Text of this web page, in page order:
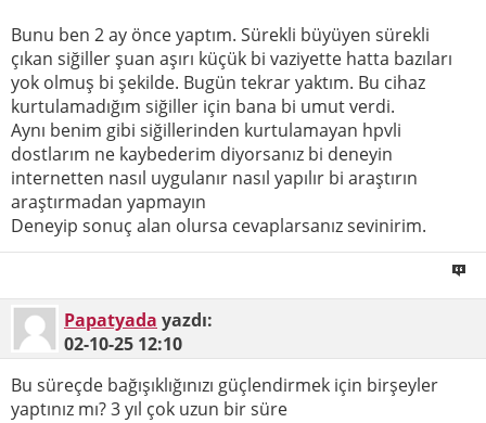
Bunu ben 2 ay önce yaptım. Sürekli büyüyen sürekli
çıkan siğiller şuan aşırı küçük bi vaziyette hatta bazıları
yok olmuş bi şekilde. Bugün tekrar yaktım. Bu cihaz
kurtulamadığım siğiller için bana bi umut verdi.
Aynı benim gibi siğillerinden kurtulamayan hpvli
dostlarım ne kaybederim diyorsanız bi deneyin
internetten nasıl uygulanır nasıl yapılır bi araştırın
araştırmadan yapmayın
Deneyip sonuç alan olursa cevaplarsanız sevinirim.
Papatyada yazdı:
02-10-25 12:10
Bu süreçde bağışıklığınızı güçlendirmek için birşeyler
yaptınız mı? 3 yıl çok uzun bir süre